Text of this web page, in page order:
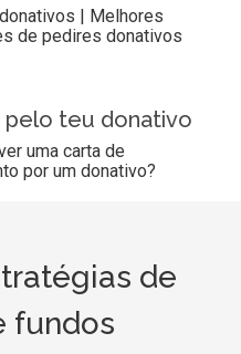
| Melhores
de pedires donativos
pelo teu donativo
uma carta de
por um donativo?
de
fundos